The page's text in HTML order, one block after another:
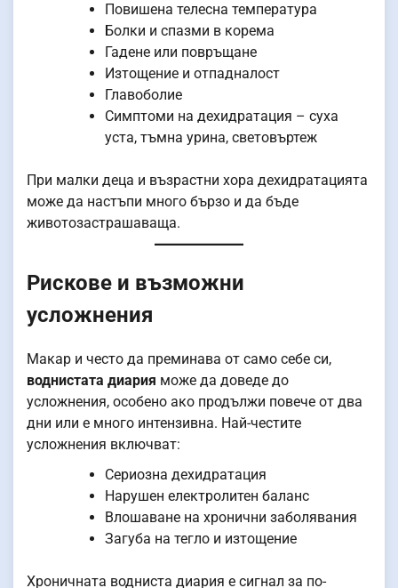
Повишена телесна температура
Болки и спазми в корема
Гадене или повръщане
Изтощение и отпадналост
Главоболие
Симптоми на дехидратация – суха
уста, тъмна урина, световъртеж
При малки деца и възрастни хора дехидратацията
може да настъпи много бързо и да бъде
животозастрашаваща.
Рискове и възможни
усложнения
Макар и често да преминава от само себе си,
воднистата диария може да доведе до
усложнения, особено ако продължи повече от два
дни или е много интензивна. Най-честите
усложнения включват:
Сериозна дехидратация
Нарушен електролитен баланс
Влошаване на хронични заболявания
Загуба на тегло и изтощение
Хроничната водниста диария е сигнал за по-